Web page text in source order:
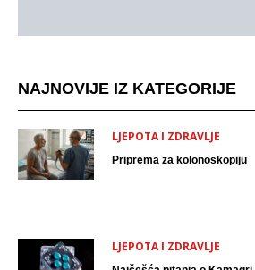
NAJNOVIJE IZ KATEGORIJE
LJEPOTA I ZDRAVLJE
Priprema za kolonoskopiju
LJEPOTA I ZDRAVLJE